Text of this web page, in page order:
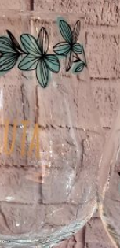
en el carrito.
tienda
en el carrito.